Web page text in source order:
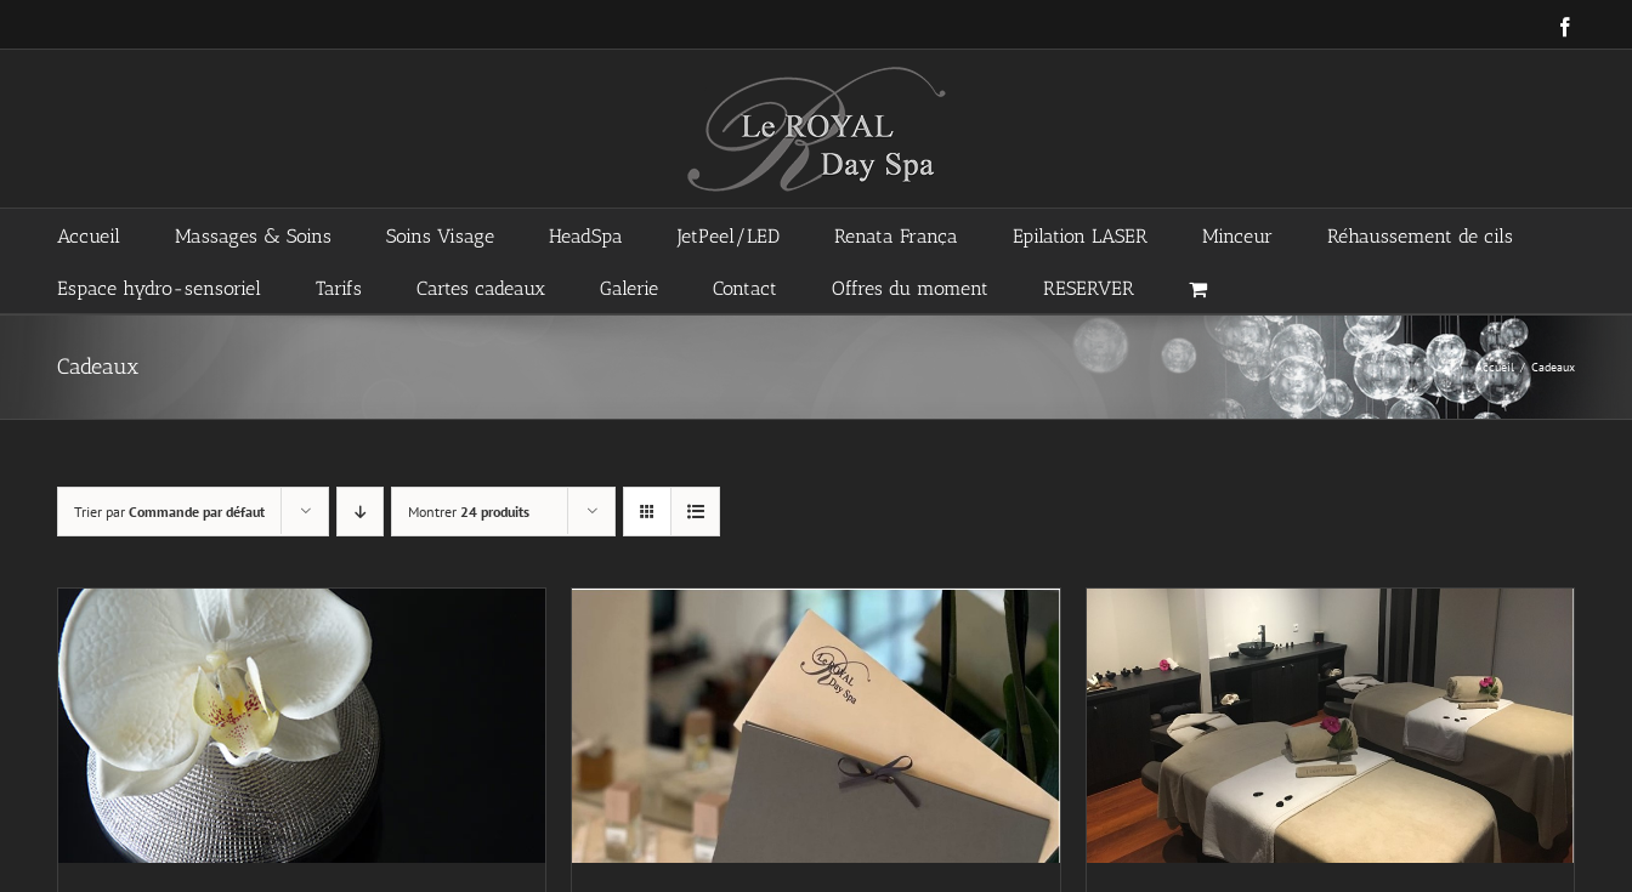
Accueil Massages & Soins Soins Visage HeadSpa JetPeel/LED Renata França Epilation LASER Minceur Réhaussement de cils
Espace hydro-sensoriel Tarifs Cartes cadeaux Galerie Contact Offres du moment RESERVER
Cadeaux Accueil / Cadeaux
Trier par Commande par défaut Montrer 24 produits